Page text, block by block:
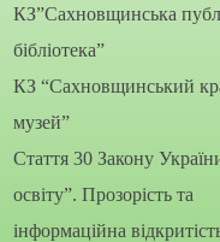
КЗ”Сахновщинська
бібліотека”
КЗ “Сахновщинський
музей”
Стаття 30 Закону
освіту”. Прозорість та
інформаційна